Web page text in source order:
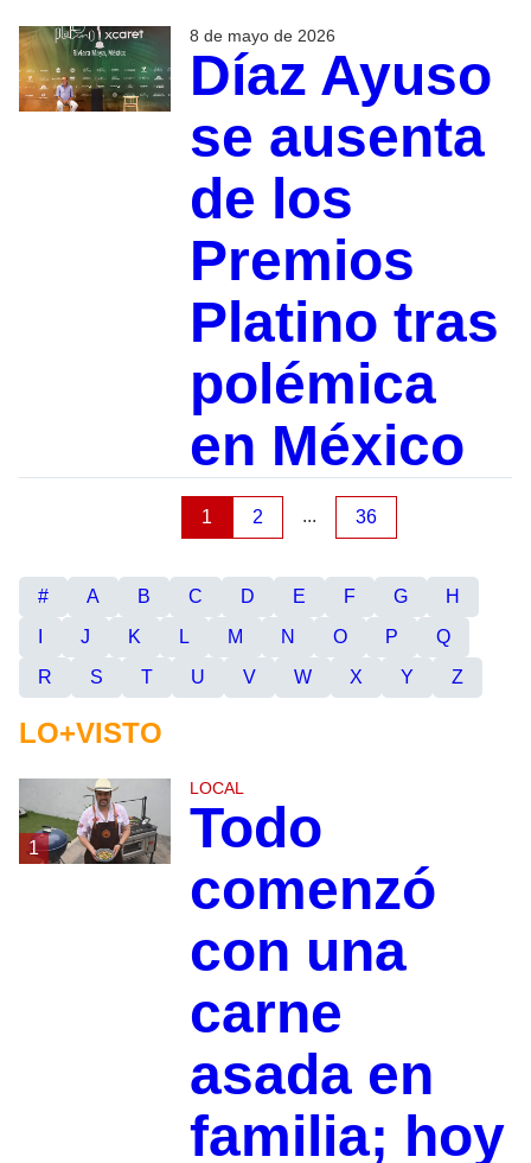
8 de mayo de 2026
Díaz Ayuso
se ausenta
de los
Premios
Platino tras
polémica
en México
1 2 ... 36
# A B C D E F G
H
J K L M N O P
Q
R
S T U V W X Y Z
LO+VISTO
1
LOCAL
Todo
comenzó
con una
carne
asada en
familia; hoy